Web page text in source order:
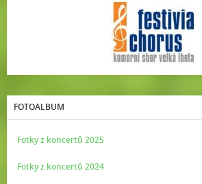
FOTOALBUM
Fotky z koncertů 2025
Fotky z koncertů 2024